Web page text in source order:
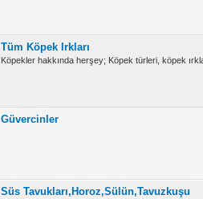
Tüm Köpek Irkları
Köpekler hakkında herşey; Köpek türleri, köpek
Güvercinler
Süs Tavukları,Horoz,Sülün,Tavuzkuşu